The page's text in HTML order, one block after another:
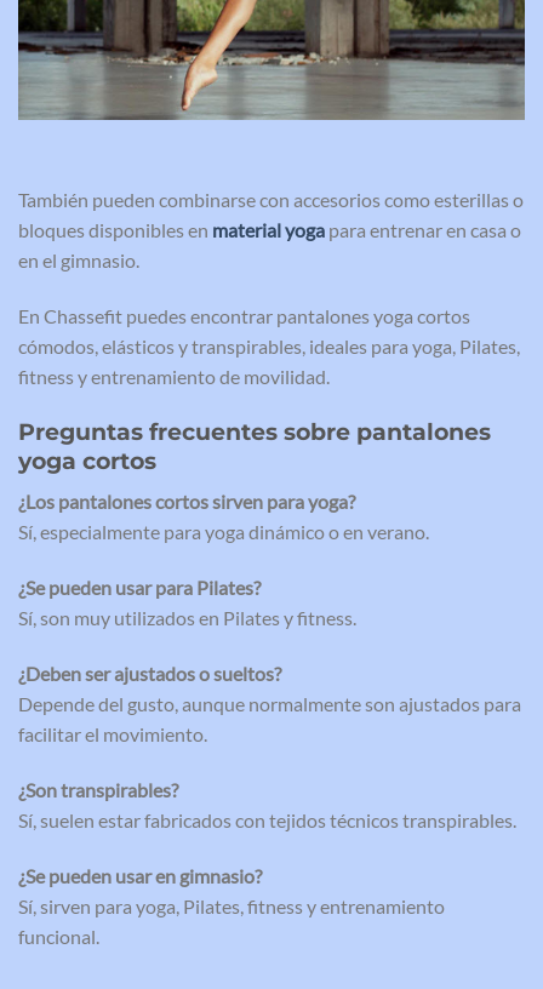
También pueden combinarse con accesorios como esterillas o
bloques disponibles en material yoga para entrenar en casa o
en el gimnasio.
En Chassefit puedes encontrar pantalones yoga cortos
cómodos, elásticos y transpirables, ideales para yoga, Pilates,
fitness y entrenamiento de movilidad.
Preguntas frecuentes sobre pantalones
yoga cortos
¿Los pantalones cortos sirven para yoga?
Sí, especialmente para yoga dinámico o en verano.
¿Se pueden usar para Pilates?
Sí, son muy utilizados en Pilates y fitness.
¿Deben ser ajustados o sueltos?
Depende del gusto, aunque normalmente son ajustados para
facilitar el movimiento.
¿Son transpirables?
Sí, suelen estar fabricados con tejidos técnicos transpirables.
¿Se pueden usar en gimnasio?
Sí, sirven para yoga, Pilates, fitness y entrenamiento
funcional.